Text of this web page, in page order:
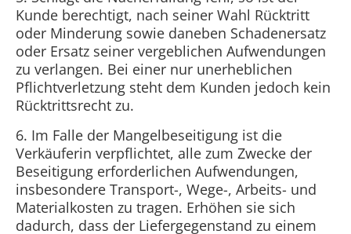
Kunde berechtigt, nach seiner Wahl Rücktritt
oder Minderung sowie daneben Schadenersatz
oder Ersatz seiner vergeblichen Aufwendungen
zu verlangen. Bei einer nur unerheblichen
Pflichtverletzung steht dem Kunden jedoch kein
Rücktrittsrecht zu.
6. Im Falle der Mangelbeseitigung ist die
Verkäuferin verpflichtet, alle zum Zwecke der
Beseitigung erforderlichen Aufwendungen,
insbesondere Transport-, Wege-, Arbeits- und
Materialkosten zu tragen. Erhöhen sie sich
dadurch, dass der Liefergegenstand zu einem